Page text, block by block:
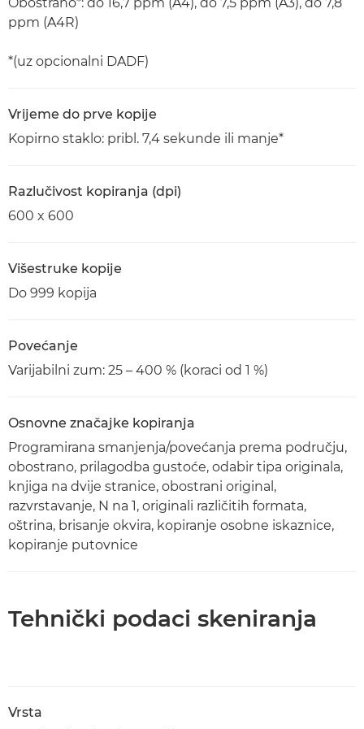
ppm (A4R)
*(uz opcionalni DADF)
Vrijeme do prve kopije
Kopirno staklo: pribl. 7,4 sekunde ili manje*
Razlučivost kopiranja (dpi)
600 x 600
Višestruke kopije
Do 999 kopija
Povećanje
Varijabilni zum: 25 – 400 % (koraci od 1 %)
Osnovne značajke kopiranja
Programirana smanjenja/povećanja prema području,
obostrano, prilagodba gustoće, odabir tipa originala,
knjiga na dvije stranice, obostrani original,
razvrstavanje, N na 1, originali različitih formata,
oštrina, brisanje okvira, kopiranje osobne iskaznice,
kopiranje putovnice
Tehnički podaci skeniranja
Vrsta